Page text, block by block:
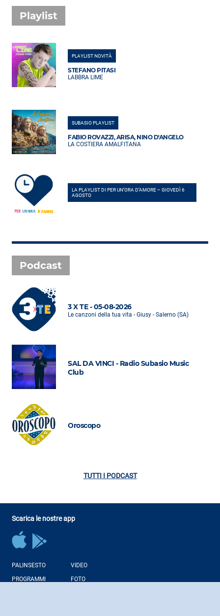
Playlist
PLAYLIST NOVITÀ
STEFANO PITASI
LABBRA LIME
SUBASIO PLAYLIST
FABIO ROVAZZI, ARISA, NINO D'ANGELO
LA COSTIERA AMALFITANA
LA PLAYLIST DI PER UN’ORA D’AMORE – GIOVEDÌ 6
AGOSTO
Podcast
3 X TE - 05-08-2026
Le canzoni della tua vita - Giusy - Salerno (SA)
SAL DA VINCI - Radio Subasio Music
Club
Oroscopo
TUTTI I PODCAST
Scarica le nostre app
PALINSESTO
PROGRAMMI
VIDEO
FOTO